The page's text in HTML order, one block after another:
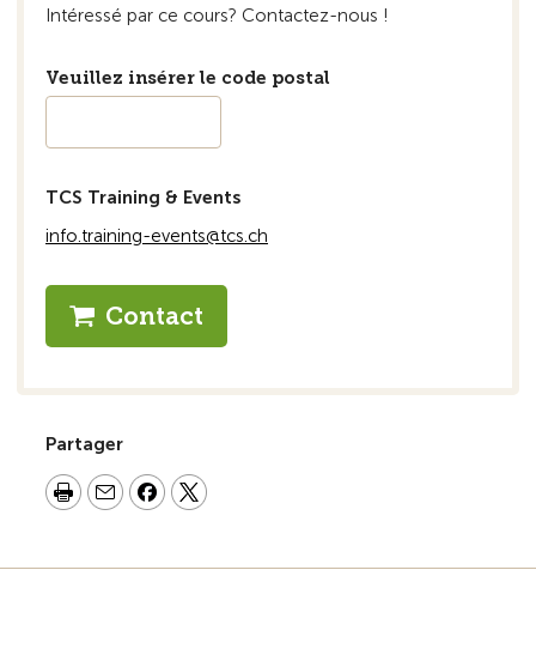
Intéressé par ce cours? Contactez-nous !
Veuillez insérer le code postal
TCS Training & Events
info.training-events@tcs.ch
Contact
Partager